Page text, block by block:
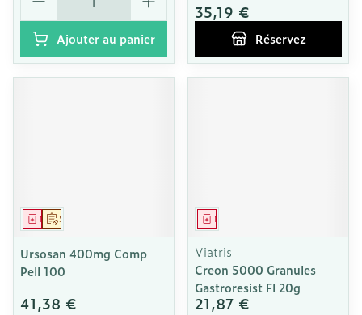
Ajouter au panier
35,19 €
Réservez
Sur prescription
Médicament
Ursosan 400mg Comp
Pell 100
41,38 €
Médicament
Viatris
Creon 5000 Granules
Gastroresist Fl 20g
21,87 €